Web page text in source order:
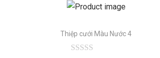
Thiệp cưới Màu Nước 4